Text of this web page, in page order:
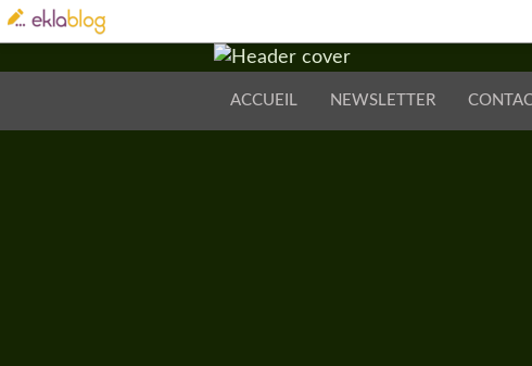
ACCUEIL NEWSLETTER